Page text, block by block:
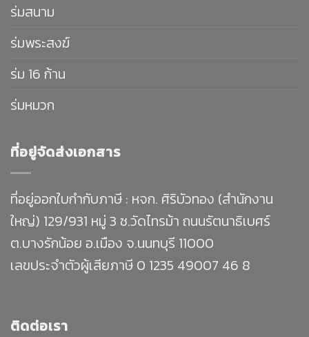
ร่มสนาม
ร่มพระสงฆ์
ร่ม 16 ก้าน
ร่มหมวก
ที่อยู่จัดส่งเอกสาร
ที่อยู่ออกใบกำกับภาษี : หจก. ศิริบัวทอง (สำนักงาน
ใหญ่) 129/931 หมู่ 3 ซ.วัดไทรม้า ถนนรัตนาธิเบศร์
ต.บางรักน้อย อ.เมือง จ.นนทบุรี 11000
เลขประจำตัวผู้เสียภาษี 0 1235 49007 46 8
ติดต่อเรา